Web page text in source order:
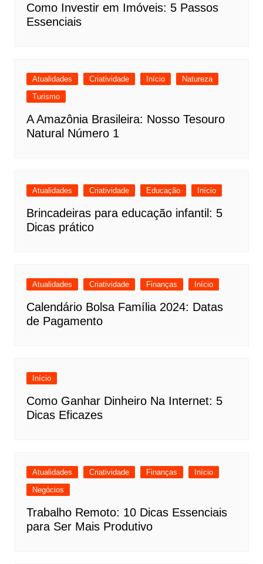
Como Investir em Imóveis: 5 Passos
Essenciais
Atualidades Criatividade Início
Natureza
Turismo
A Amazônia Brasileira: Nosso Tesouro
Natural Número 1
Atualidades Criatividade Educação Início
Brincadeiras para educação infantil: 5
Dicas prático
Atualidades Criatividade Finanças Início
Calendário Bolsa Família 2024: Datas
de Pagamento
Início
Como Ganhar Dinheiro Na Internet: 5
Dicas Eficazes
Atualidades Criatividade Finanças
Início
Negócios
Trabalho Remoto: 10 Dicas Essenciais
para Ser Mais Produtivo